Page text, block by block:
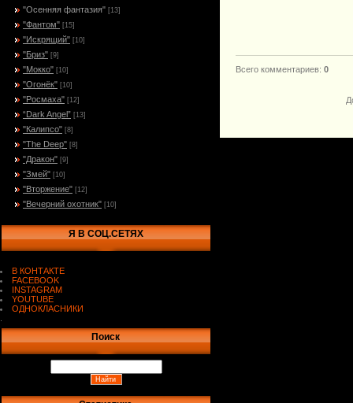
"Осенняя фантазия" [13]
"Фантом" [15]
"Искрящий" [10]
"Бриз" [9]
"Мокко" [10]
"Огонёк" [10]
"Росмаха" [12]
“Dark Angel” [13]
"Калипсо" [8]
"The Deep" [8]
"Дракон" [9]
"Змей" [10]
"Вторжение" [12]
"Вечерний охотник" [10]
Я В СОЦ.СЕТЯХ
В КОНТАКТЕ
FACEBOOK
INSTAGRAM
YOUTUBE
ОДНОКЛАСНИКИ
Поиск
Всего комментариев: 0